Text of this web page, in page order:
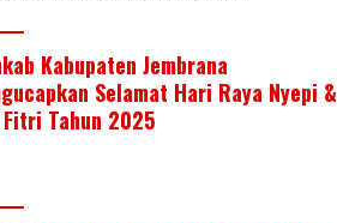
Kabupaten Jembrana
Selamat Hari Raya Nyepi &
Tahun 2025